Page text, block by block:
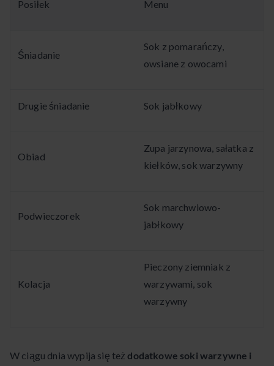
Posiłek Menu
Śniadanie
Sok z pomarańczy,
owsiane z owocami
Drugie śniadanie Sok jabłkowy
Obiad
Zupa jarzynowa, sałatka z
kiełków, sok warzywny
Podwieczorek
Sok marchwiowo-
jabłkowy
Kolacja
Pieczony ziemniak z
warzywami, sok
warzywny
W ciągu dnia wypija się też dodatkowe soki warzywne i